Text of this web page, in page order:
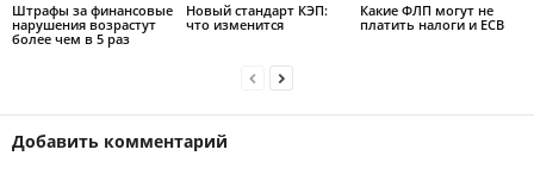
Штрафы за финансовые
нарушения возрастут
более чем в 5 раз
Новый стандарт КЭП:
что изменится
Какие ФЛП могут не
платить налоги и ЕСВ
Добавить комментарий